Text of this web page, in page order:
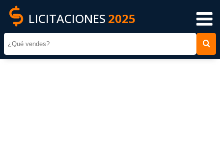
LICITACIONES 2025